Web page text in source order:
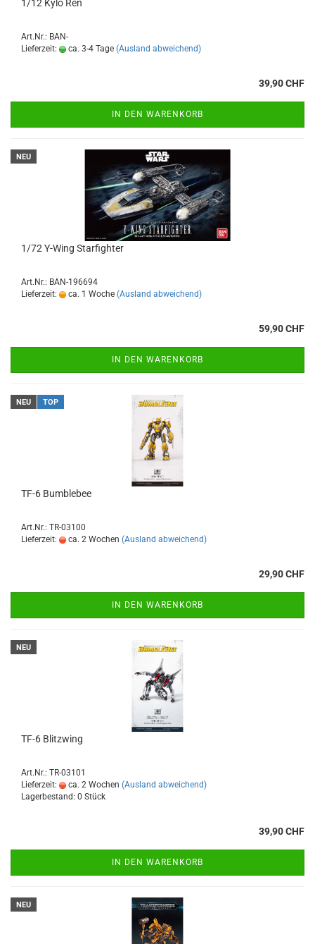
1/12 Kylo Ren
Art.Nr.: BAN-
Lieferzeit:
ca. 3-4 Tage (Ausland abweichend)
39,90 CHF
IN DEN WARENKORB
NEU
1/72 Y-Wing Starfighter
Art.Nr.: BAN-196694
Lieferzeit:
ca. 1 Woche (Ausland abweichend)
59,90 CHF
IN DEN WARENKORB
NEU TOP
TF-6 Bumblebee
Art.Nr.: TR-03100
Lieferzeit:
ca. 2 Wochen (Ausland abweichend)
29,90 CHF
IN DEN WARENKORB
NEU
TF-6 Blitzwing
Art.Nr.: TR-03101
Lieferzeit:
ca. 2 Wochen (Ausland abweichend)
Lagerbestand: 0 Stück
39,90 CHF
IN DEN WARENKORB
NEU